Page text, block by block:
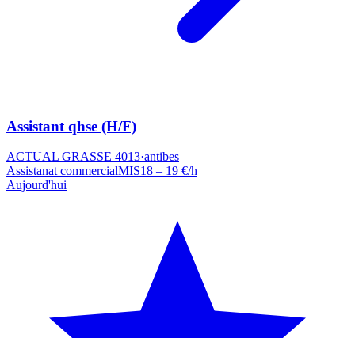
Assistant qhse (H/F)
ACTUAL GRASSE 4013·antibes
Assistanat commercialMIS18 – 19 €/h
Aujourd'hui